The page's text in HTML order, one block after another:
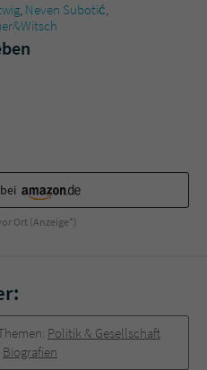
, Neven Subotić,
Ort (Anzeige*)
Politik & Gesellschaft
Biografien